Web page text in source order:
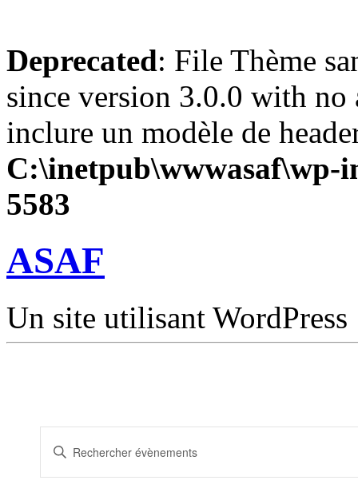
Deprecated: File Thème
since version 3.0.0 with
inclure un modèle de
C:\inetpub\wwwasaf\wp-
5583
ASAF
Un site utilisant WordPress
et
navigation
Saisir
mot-